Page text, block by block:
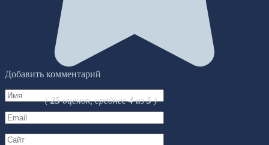
(25оценок, среднее4из5)
Добавить комментарий
Имя
*
Email
*
Сайт